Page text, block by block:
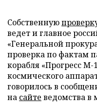
Собственную
ведет и главное
«Генеральной
проверка по фактам
корабля «Прогресс
космического
говорилось в
на сайте ведомства в